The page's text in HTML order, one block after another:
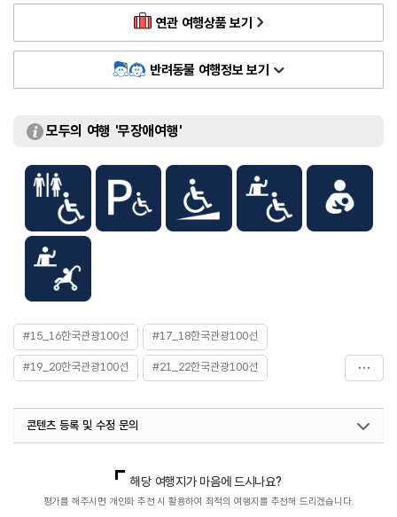
◎ 한류의 매력을 만나는 여행 정보
미국의 국민 TV 쇼 ‘더 투나잇 쇼 스타링 지미 팰런’에서는 ‘BTS위크’라는
이름을 붙여 닷새간 BTS 특별 방송을 진행했는데, 그중 BTS가 ‘맵 오브 더 솔 :
페르소나’ 미니앨범 수록곡 ‘소우주’와 ‘IDOL’을 부른 장소가 화제다. 그 장소는
아름답게 빛나던 경복궁에서 한국의 과거를 체험해 보길 추천한다.
지정현황
사적 경복궁 (1963.01.21 지정)
주차요금
[소형차] 기본 1시간 3,000원 / 초과 시 매 10분마다 800원
[중·대형차] 기본 1시간 5,000원 / 초과 시 매 10분마다
800원
※ 무료 : 만 24세 이하 및 만 65세 이상 내국인(신분증 지참)
연관 여행상품 보기
반려동물 여행정보 보기
모두의 여행 '무장애여행'
#15_16한국관광100선 #17_18한국관광100선
#19_20한국관광100선 #21_22한국관광100선
#bts여행 #bts투어
#서울여행 #서울여행코스
콘텐츠 등록 및 수정 문의
국내여행진흥팀(한국관광100선)
033-738-3415
해당 여행지가 마음에 드시나요?
평가를 해주시면 개인화 추천 시 활용하여 최적의 여행지를 추천해 드리겠습니다.